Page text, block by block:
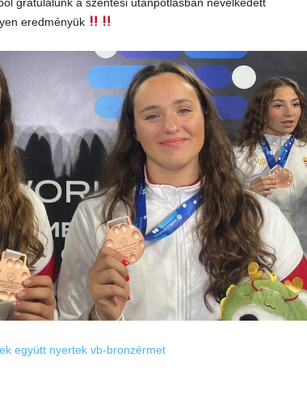
eredményük
együtt nyertek vb-bronzérmet